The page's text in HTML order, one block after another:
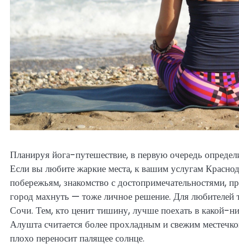
Планируя йога-путешествие, в первую очередь
Если вы любите жаркие места, к вашим услугам
побережьям, знакомство с достопримечательностями,
город махнуть — тоже личное решение. Для
Сочи. Тем, кто ценит тишину, лучше поехать в какой-
Алушта считается более прохладным и свежим
плохо переносит палящее солнце.